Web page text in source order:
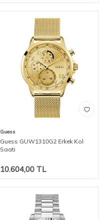
Guess
Guess GUW1310G2 Erkek Kol
Saati
10.604,00 TL